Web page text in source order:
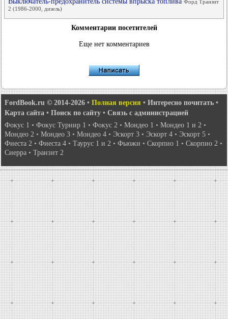
Форд Транзит
2 (1986-2000, дизель)
Комментарии посетителей
Еще нет комментариев
FordBook.ru © 2014-2026 • Полная версия • Интересно почитать •
Карта сайта • Поиск по сайту • Связь с администрацией
Фокус 1 • Фокус Турнир 1 • Фокус 2 • Мондео 1 • Мондео 1 и 2 •
Мондео 2 • Мондео 3 • Мондео 4 • Эскорт 3 • Эскорт 4 • Эскорт 5 •
Фиеста 2 • Фиеста 4 • Таурус 1 и 2 • Фьюжн • Скорпио 1 • Скорпио 2 •
Сиерра • Транзит 2